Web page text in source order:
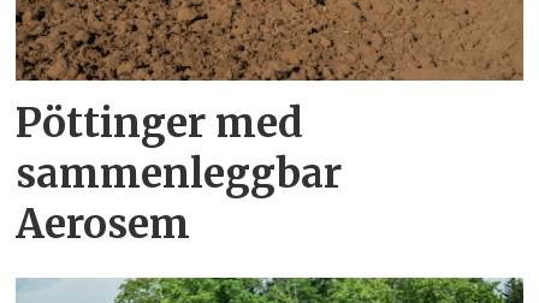
Pöttinger med
sammenleggbar
Aerosem